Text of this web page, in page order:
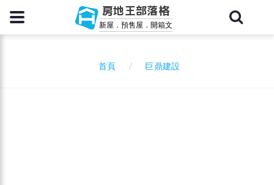
房地王部落格
新屋．預售屋．開箱文
首頁 巨鼎建設